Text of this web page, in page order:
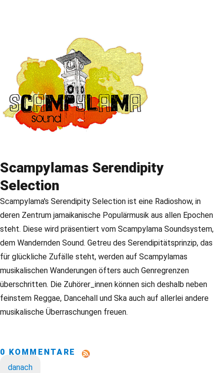
Scampylamas Serendipity
Selection
Scampylama's Serendipity Selection ist eine Radioshow, in
deren Zentrum jamaikanische Populärmusik aus allen Epochen
steht. Diese wird präsentiert vom Scampylama Soundsystem,
dem Wandernden Sound. Getreu des Serendipitätsprinzip, das
für glückliche Zufälle steht, werden auf Scampylamas
musikalischen Wanderungen öfters auch Genregrenzen
überschritten. Die Zuhörer_innen können sich deshalb neben
feinstem Reggae, Dancehall und Ska auch auf allerlei andere
musikalische Überraschungen freuen.
0 KOMMENTARE
danach